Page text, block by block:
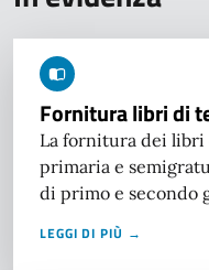
Fornitura libri di
La fornitura dei libri
primaria e
di primo e secondo
LEGGI DI PIÙ →